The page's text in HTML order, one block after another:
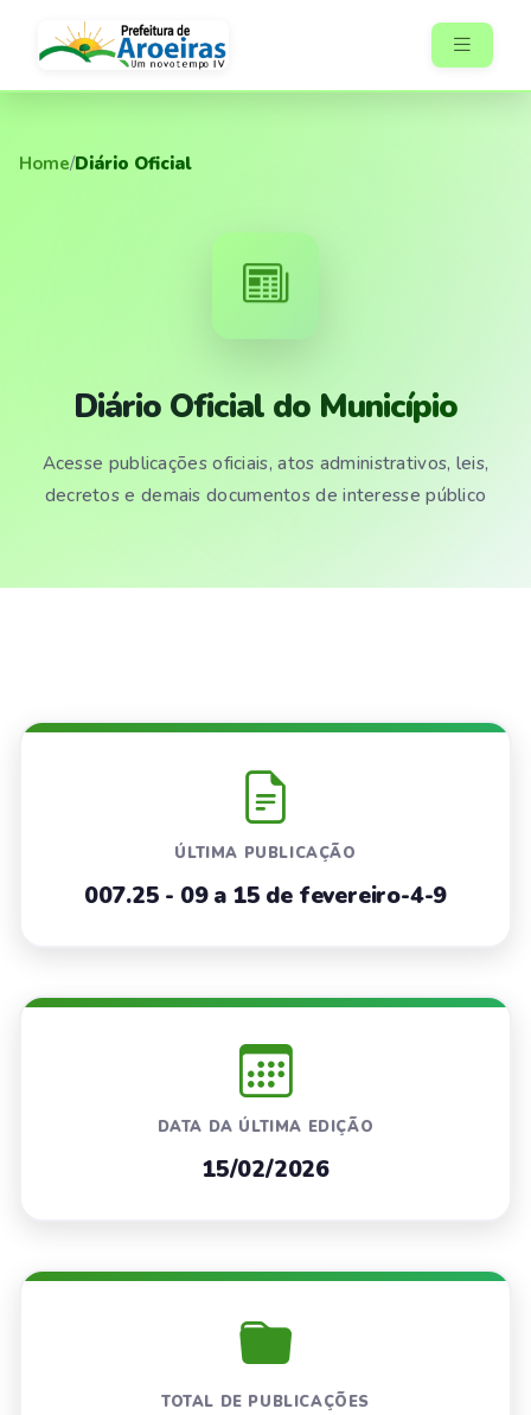
Home/Diário Oficial
Diário Oficial do Município
Acesse publicações oficiais, atos administrativos, leis,
decretos e demais documentos de interesse público
ÚLTIMA PUBLICAÇÃO
007.25 - 09 a 15 de fevereiro-4-9
DATA DA ÚLTIMA EDIÇÃO
15/02/2026
TOTAL DE PUBLICAÇÕES